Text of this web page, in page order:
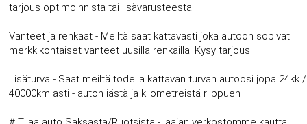
tarjous optimoinnista tai lisävarusteesta
Vanteet ja renkaat - Meiltä saat kattavasti joka autoon sopivat
merkkikohtaiset vanteet uusilla renkailla. Kysy tarjous!
Lisäturva - Saat meiltä todella kattavan turvan autoosi jopa 24kk /
40000km asti - auton iästä ja kilometreistä riippuen